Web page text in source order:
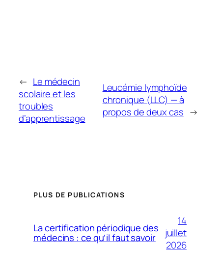
← Le médecin
scolaire et les
troubles
d’apprentissage
Leucémie lymphoïde
chronique (LLC) — à
propos de deux cas →
PLUS DE PUBLICATIONS
La certification périodique des
médecins : ce qu’il faut savoir
14
juillet
2026